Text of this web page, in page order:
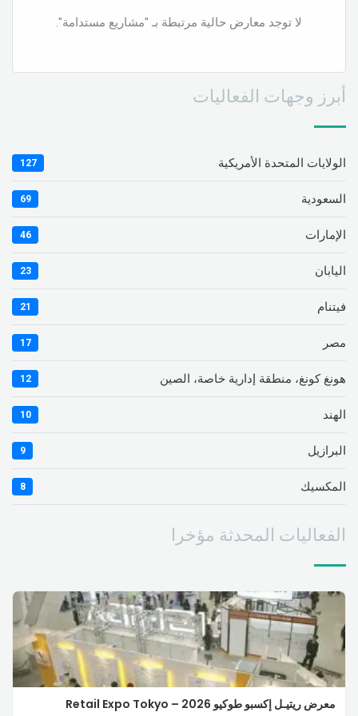
لا توجد معارض حالية مرتبطة بـ "مشاريع مستدامة".
أبرز وجهات الفعاليات
الولايات المتحدة الأمريكية 127
السعودية 69
الإمارات 46
اليابان 23
فيتنام 21
مصر 17
هونغ كونغ، منطقة إدارية خاصة، الصين 12
الهند 10
البرازيل 9
المكسيك 8
الفعاليات المحدثة مؤخرا
معرض ريتيـل إكسبو طوكيو 2026 – Retail Expo Tokyo